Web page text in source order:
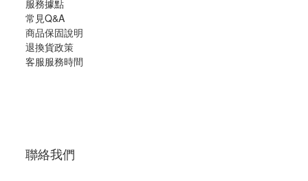
服務據點
常見Q&A
商品保固說明
退換貨政策
客服服務時間
聯絡我們